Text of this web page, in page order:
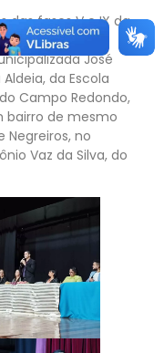
das fases V e IX da
dos Santos, do
José
da Escola
Campo Redondo,
bairro de mesmo
Negreiros, no
Vaz da Silva, do